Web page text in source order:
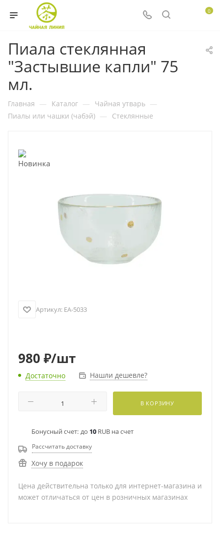
0
Пиала стеклянная
"Застывшие капли" 75
мл.
Главная — Каталог — Чайная утварь —
Пиалы или чашки (чабэй) — Стеклянные
Артикул: EA-5033
980 ₽/шт
Достаточно Нашли дешевле?
В КОРЗИНУ
Бонусный счет: до 10 RUB на счет
Рассчитать доставку
Хочу в подарок
Цена действительна только для интернет-магазина и
может отличаться от цен в розничных магазинах